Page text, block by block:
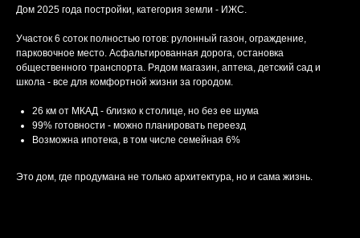
Дом 2025 года постройки, категория земли - ИЖС.
Участок 6 соток полностью готов: рулонный газон, ограждение,
парковочное место. Асфальтированная дорога, остановка
общественного транспорта. Рядом магазин, аптека, детский сад и
школа - все для комфортной жизни за городом.
26 км от МКАД - близко к столице, но без ее шума
99% готовности - можно планировать переезд
Возможна ипотека, в том числе семейная 6%
Это дом, где продумана не только архитектура, но и сама жизнь.